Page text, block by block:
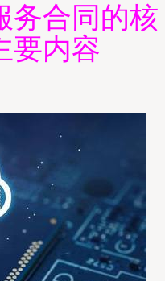
务合同的核
要内容